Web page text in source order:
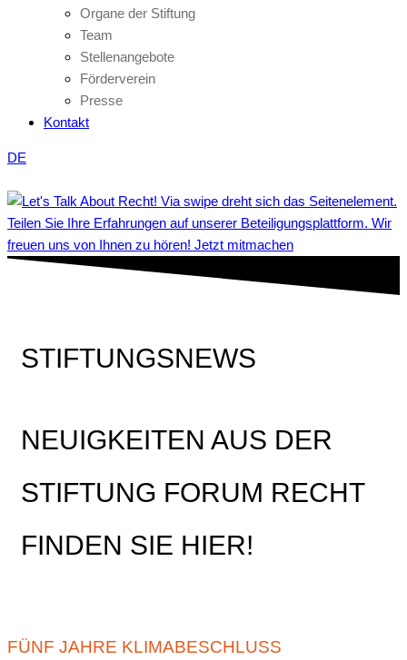
Organe der Stiftung
Team
Stellenangebote
Förderverein
Presse
Kontakt
DE
Teilen Sie Ihre Erfahrungen auf unserer Beteiligungsplattform. Wir
freuen uns von Ihnen zu hören! Jetzt mitmachen
STIFTUNGSNEWS
NEUIGKEITEN AUS DER
STIFTUNG FORUM RECHT
FINDEN SIE HIER!
FÜNF JAHRE KLIMABESCHLUSS